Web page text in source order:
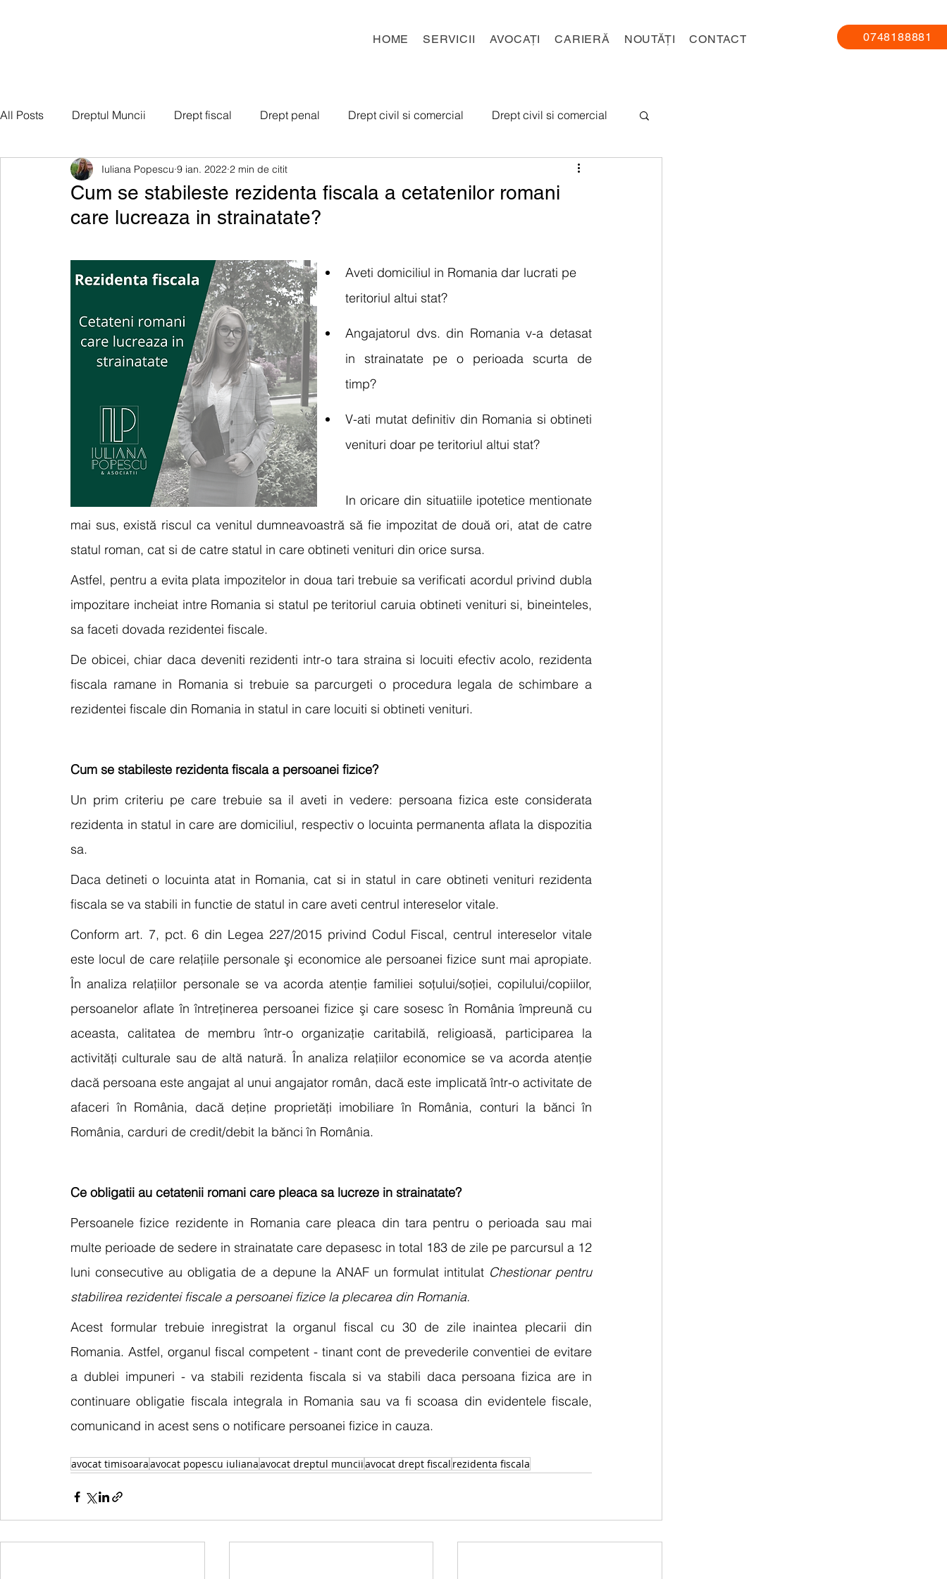
HOME SERVICII AVOCAȚI CARIERĂ NOUTĂȚI CONTACT 0748188881
All Posts Dreptul Muncii Drept fiscal Drept penal Drept civil si comercial Drept civil si comercial
Drept societar Dreptul familiei Imigrari si vize de munca Contencios administrativ
Cum se stabileste rezidenta fiscala a cetatenilor romani
care lucreaza in strainatate?
Iuliana Popescu 9 ian. 2022 2 min de citit
Aveti domiciliul in Romania dar lucrati pe
teritoriul altui stat?
Angajatorul dvs. din Romania v-a detasat
in strainatate pe o perioada scurta de
timp?
V-ati mutat definitiv din Romania si obtineti
venituri doar pe teritoriul altui stat?
In oricare din situatiile ipotetice mentionate
mai sus, există riscul ca venitul dumneavoastră să fie impozitat de două ori, atat de catre
statul roman, cat si de catre statul in care obtineti venituri din orice sursa.
Astfel, pentru a evita plata impozitelor in doua tari trebuie sa verificati acordul privind dubla
impozitare incheiat intre Romania si statul pe teritoriul caruia obtineti venituri si, bineinteles,
sa faceti dovada rezidentei fiscale.
De obicei, chiar daca deveniti rezidenti intr-o tara straina si locuiti efectiv acolo, rezidenta
fiscala ramane in Romania si trebuie sa parcurgeti o procedura legala de schimbare a
rezidentei fiscale din Romania in statul in care locuiti si obtineti venituri.
Cum se stabileste rezidenta fiscala a persoanei fizice?
Un prim criteriu pe care trebuie sa il aveti in vedere: persoana fizica este considerata
rezidenta in statul in care are domiciliul, respectiv o locuinta permanenta aflata la dispozitia
sa.
Daca detineti o locuinta atat in Romania, cat si in statul in care obtineti venituri rezidenta
fiscala se va stabili in functie de statul in care aveti centrul intereselor vitale.
Conform art. 7, pct. 6 din Legea 227/2015 privind Codul Fiscal, centrul intereselor vitale
este locul de care relaţiile personale şi economice ale persoanei fizice sunt mai apropiate.
În analiza relaţiilor personale se va acorda atenţie familiei soţului/soţiei, copilului/copiilor,
persoanelor aflate în întreţinerea persoanei fizice şi care sosesc în România împreună cu
aceasta, calitatea de membru într-o organizaţie caritabilă, religioasă, participarea la
activităţi culturale sau de altă natură. În analiza relaţiilor economice se va acorda atenţie
dacă persoana este angajat al unui angajator român, dacă este implicată într-o activitate de
afaceri în România, dacă deţine proprietăţi imobiliare în România, conturi la bănci în
România, carduri de credit/debit la bănci în România.
Ce obligatii au cetatenii romani care pleaca sa lucreze in strainatate?
Persoanele fizice rezidente in Romania care pleaca din tara pentru o perioada sau mai
multe perioade de sedere in strainatate care depasesc in total 183 de zile pe parcursul a 12
luni consecutive au obligatia de a depune la ANAF un formulat intitulat Chestionar pentru
stabilirea rezidentei fiscale a persoanei fizice la plecarea din Romania.
Acest formular trebuie inregistrat la organul fiscal cu 30 de zile inaintea plecarii din
Romania. Astfel, organul fiscal competent - tinant cont de prevederile conventiei de evitare
a dublei impuneri - va stabili rezidenta fiscala si va stabili daca persoana fizica are in
continuare obligatie fiscala integrala in Romania sau va fi scoasa din evidentele fiscale,
comunicand in acest sens o notificare persoanei fizice in cauza.
avocat timisoaraavocat popescu iulianaavocat dreptul munciiavocat drept fiscal rezidenta fiscala